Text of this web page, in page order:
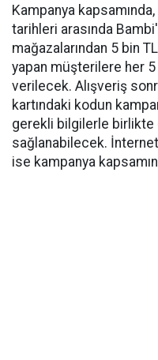
Kampanya
tarihleri arasında
mağazalarından 5 bin
yapan müşterilere her
verilecek. Alışveriş
kartındaki kodun
gerekli bilgilerle birlikte
sağlanabilecek.
ise kampanya